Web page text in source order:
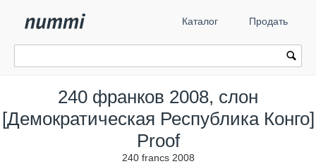
Каталог Продать
240 франков 2008, слон
[Демократическая Республика Конго]
Proof
240 francs 2008